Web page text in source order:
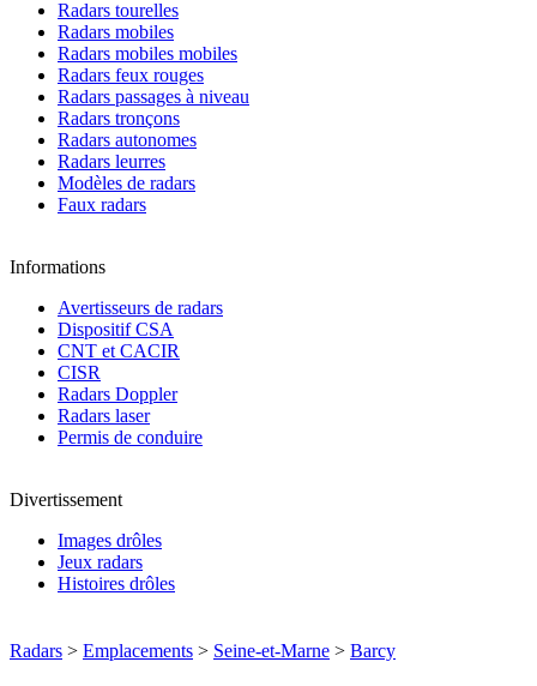
Radars tourelles
Radars mobiles
Radars mobiles mobiles
Radars feux rouges
Radars passages à niveau
Radars tronçons
Radars autonomes
Radars leurres
Modèles de radars
Faux radars
Informations
Avertisseurs de radars
Dispositif CSA
CNT et CACIR
CISR
Radars Doppler
Radars laser
Permis de conduire
Divertissement
Images drôles
Jeux radars
Histoires drôles
Radars > Emplacements > Seine-et-Marne > Barcy